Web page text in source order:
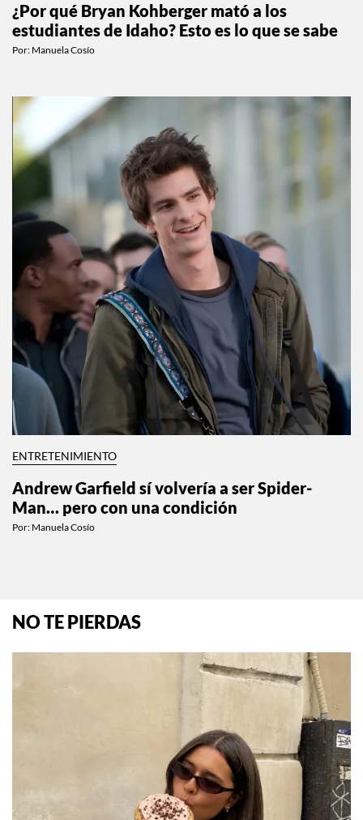
¿Por qué Bryan Kohberger mató a los
estudiantes de Idaho? Esto es lo que se sabe
Por: Manuela Cosío
ENTRETENIMIENTO
Andrew Garfield sí volvería a ser Spider-
Man… pero con una condición
Por: Manuela Cosío
NO TE PIERDAS